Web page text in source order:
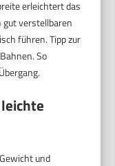
erleichtert das
gut verstellbaren
führen. Tipp zur
So
und